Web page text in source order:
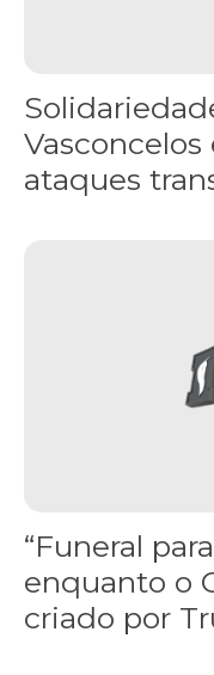
ataques
“Funeral
enquanto o
criado por